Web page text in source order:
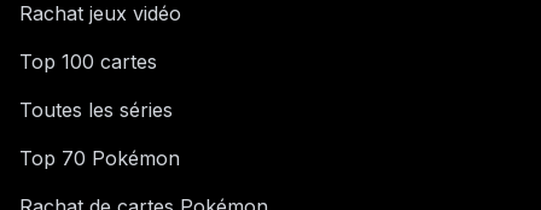
Rachat jeux vidéo
Top 100 cartes
Toutes les séries
Top 70 Pokémon